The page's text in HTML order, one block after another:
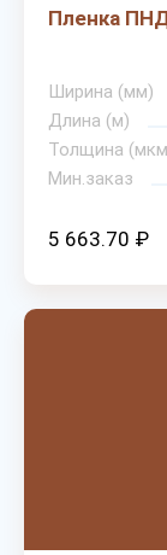
Пленка
Ширина (мм)
Длина (м)
Толщина
Мин.заказ
5 663.70 ₽